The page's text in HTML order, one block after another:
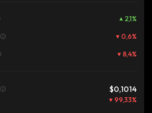
2,1%
0,6%
8,4%
$0,1014
99,33%